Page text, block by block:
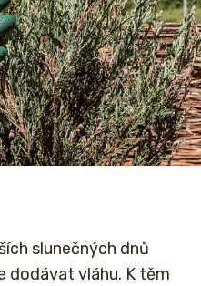
slunečných dnů
dodávat vláhu. K těm